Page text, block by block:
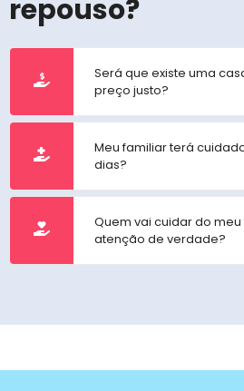
repouso?
Será que existe uma
preço justo?
Meu familiar terá
dias?
Quem vai cuidar do
atenção de verdade?